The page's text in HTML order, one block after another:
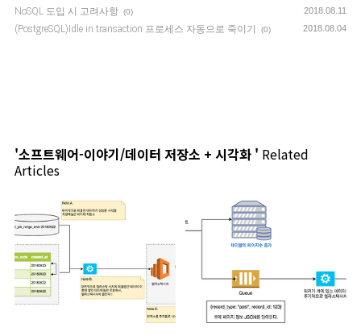
NoSQL 도입 시 고려사항 (0) 2018.08.11
(PostgreSQL)Idle in transaction 프로세스 자동으로 죽이기 (0) 2018.08.04
'소프트웨어-이야기/데이터 저장소 + 시각화 ' Related
Articles